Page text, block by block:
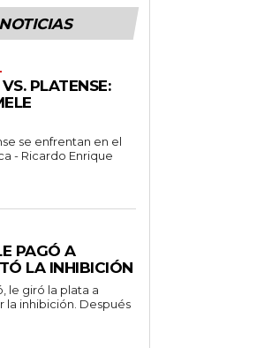
PLATENSE:
se enfrentan en el
- Ricardo Enrique
PAGÓ A
LA INHIBICIÓN
le giró la plata a
Después